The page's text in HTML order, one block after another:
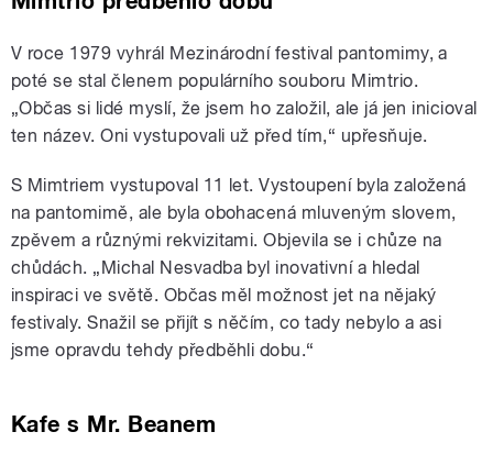
V roce 1979 vyhrál Mezinárodní festival pantomimy, a
poté se stal členem populárního souboru Mimtrio.
„Občas si lidé myslí, že jsem ho založil, ale já jen inicioval
ten název. Oni vystupovali už před tím,“ upřesňuje.
S Mimtriem vystupoval 11 let. Vystoupení byla založená
na pantomimě, ale byla obohacená mluveným slovem,
zpěvem a různými rekvizitami. Objevila se i chůze na
chůdách. „Michal Nesvadba byl inovativní a hledal
inspiraci ve světě. Občas měl možnost jet na nějaký
festivaly. Snažil se přijít s něčím, co tady nebylo a asi
jsme opravdu tehdy předběhli dobu.“
Kafe s Mr. Beanem